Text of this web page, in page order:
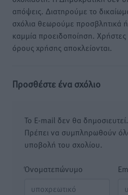
απόψεις. Διατηρούμε το
σχόλια θεωρούμε προσβλητικά
καμμία προειδοποίηση.
όρους χρήσης αποκλείονται.
Προσθέστε ένα σχόλιο
Το E-mail δεν θα δημοσιευτεί.
Πρέπει να συμπληρωθούν
υποβολή του σχολίου.
Όνοματεπώνυμο